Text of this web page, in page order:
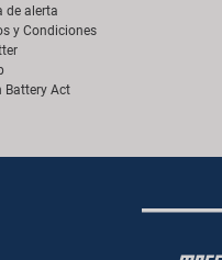
de alerta
y Condiciones
Battery Act